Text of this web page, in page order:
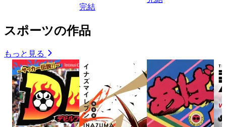
完結
スポーツの作品
もっと見る